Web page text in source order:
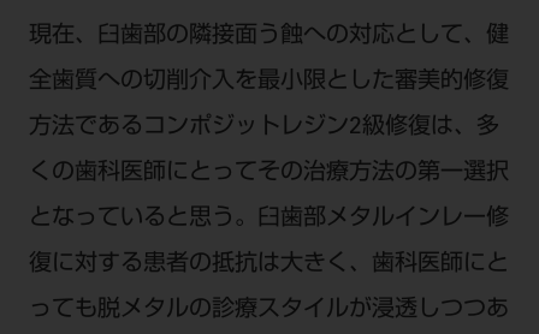
現在、臼歯部の隣接面う蝕への対応として、健
全歯質への切削介入を最小限とした審美的修復
方法であるコンポジットレジン2級修復は、多
くの歯科医師にとってその治療方法の第一選択
となっていると思う。臼歯部メタルインレー修
復に対する患者の抵抗は大きく、歯科医師にと
っても脱メタルの診療スタイルが浸透しつつあ
ビバリーくんの歯科イラスト素材集
モリタカレンダー
見学予約
メールでのお問い合わせはこちら
電 話 /0800-222-8020（無料）
FAX / 0800-222-6480（無料）